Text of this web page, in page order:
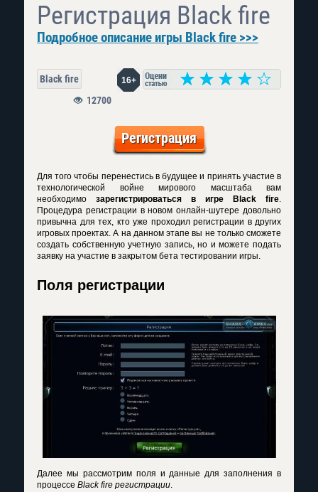
Регистрация Black fire
Подробное описание игры Black fire >>>
Black fire 16+
12700
Регистрация
Для того чтобы перенестись в будущее и принять участие в
технологической войне мирового масштаба вам
необходимо зарегистрироваться в игре Black fire.
Процедура регистрации в новом онлайн-шутере довольно
привычна для тех, кто уже проходил регистрации в других
игровых проектах. А на данном этапе вы не только сможете
создать собственную учетную запись, но и можете подать
заявку на участие в закрытом бета тестировании игры.
Поля регистрации
Далее мы рассмотрим поля и данные для заполнения в
процессе Black fire регистрации.